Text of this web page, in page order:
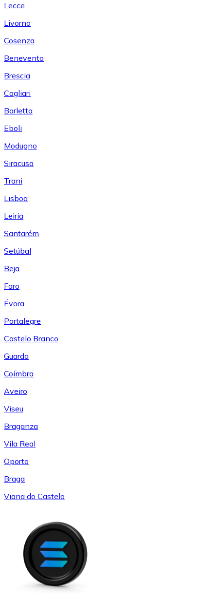
Lecce
Livorno
Cosenza
Benevento
Brescia
Cagliari
Barletta
Eboli
Modugno
Siracusa
Trani
Lisboa
Leiría
Santarém
Setúbal
Beja
Faro
Évora
Portalegre
Castelo Branco
Guarda
Coímbra
Aveiro
Viseu
Braganza
Vila Real
Oporto
Braga
Viana do Castelo